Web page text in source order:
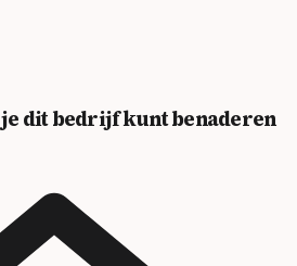
dit bedrijf kunt benaderen